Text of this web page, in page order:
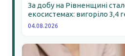
За добу на Рівненщині
екосистемах: вигоріло 3,4
04.08.2026